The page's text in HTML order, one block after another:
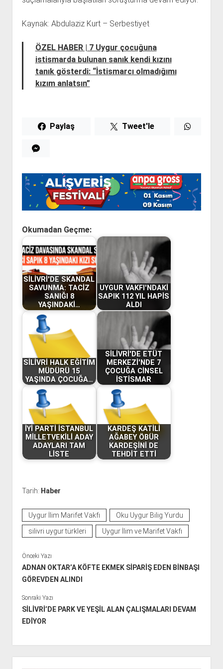
Kaynak: Abdulaziz Kurt – Serbestiyet
ÖZEL HABER | 7 Uygur çocuğuna
istismarda bulunan sanık kendi kızını
tanık gösterdi: “İstismarcı olmadığımı
kızım anlatsın”
Paylaş Tweet'le
Okumadan Geçme:
SİLİVRİ'DE SKANDAL
SAVUNMA: TACİZ
SANIĞI 8
YAŞINDAKİ…
UYGUR VAKFI'NDAKİ
SAPIK 112 YIL HAPİS
ALDI
SİLİVRİ HALK EĞİTİM
MÜDÜRÜ 15
YAŞINDA ÇOCUĞA…
SİLİVRİ'DE ETÜT
MERKEZİ'NDE 7
ÇOCUĞA CİNSEL
İSTİSMAR
İYİ PARTİ İSTANBUL
MİLLETVEKİLİ ADAY
ADAYLARI TAM
LİSTE
KARDEŞ KATİLİ
AĞABEY ÖBÜR
KARDEŞİNİ DE
TEHDİT ETTİ
Tarih: Haber
Uygur İlim Marifet Vakfı
Oku Uygur Bilig Yurdu
silivri uygur türkleri
Uygur İlim ve Marifet Vakfı
Önceki Yazı
ADNAN OKTAR’A KÖFTE EKMEK SİPARİŞ EDEN BİNBAŞI
GÖREVDEN ALINDI
Sonraki Yazı
SİLİVRİ’DE PARK VE YEŞİL ALAN ÇALIŞMALARI DEVAM
EDİYOR